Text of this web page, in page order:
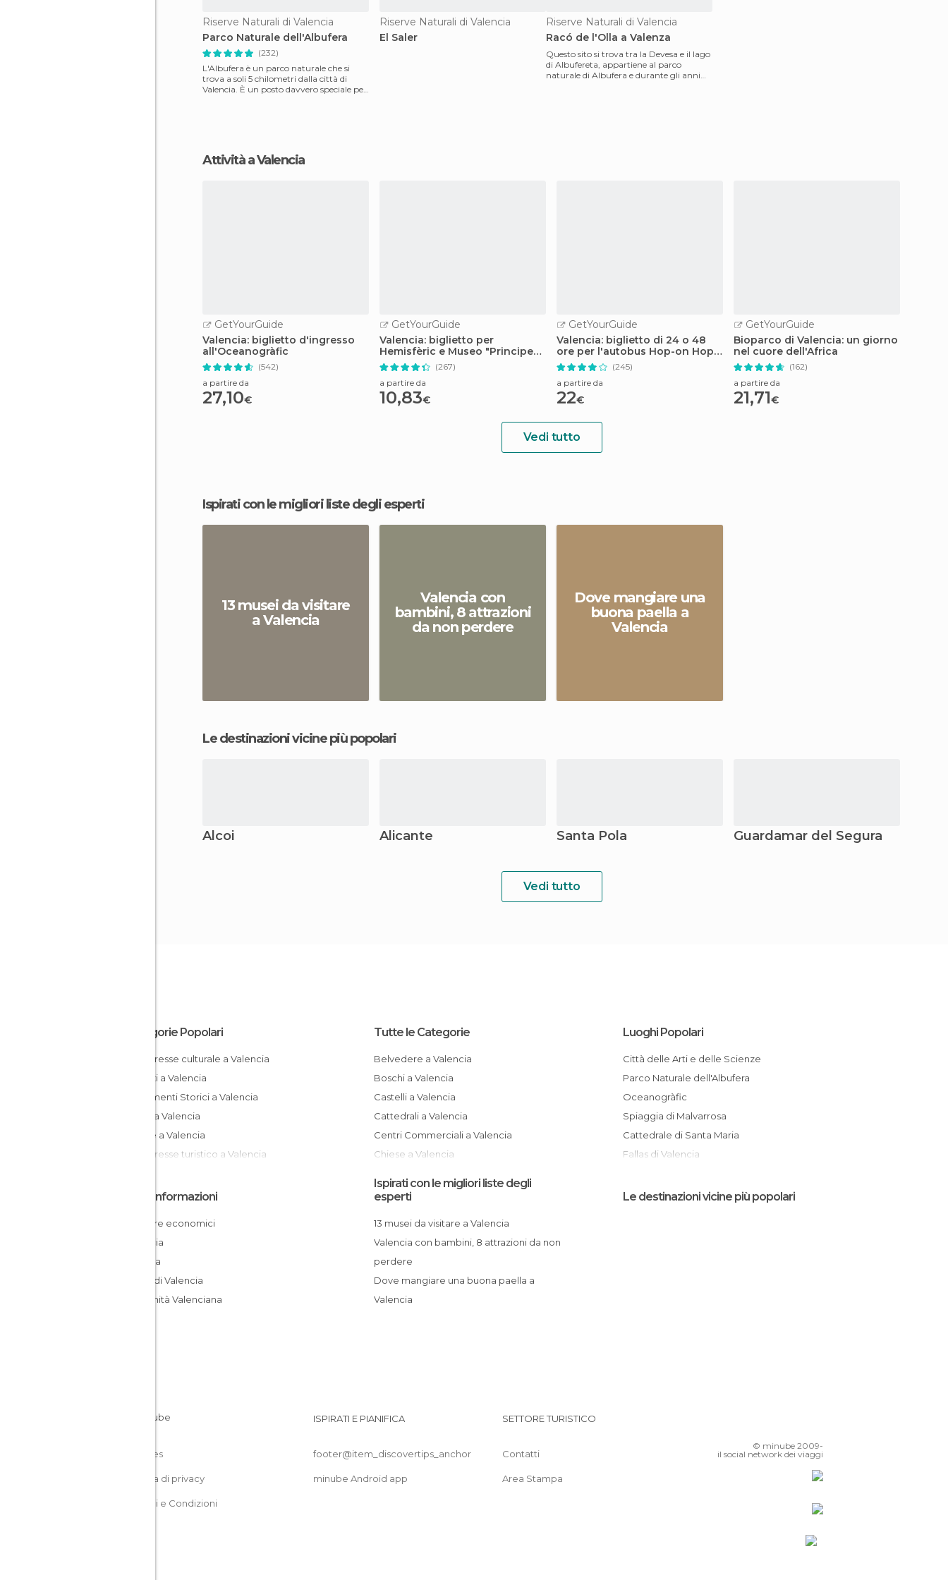
Riserve Naturali di Valencia
Parco Naturale dell'Albufera
(232)
L'Albufera è un parco naturale che si
trova a soli 5 chilometri dalla città di
Valencia. È un posto davvero speciale per
Riserve Naturali di Valencia
El Saler
Riserve Naturali di Valencia
Racó de l'Olla a Valenza
Questo sito si trova tra la Devesa e il lago
di Albufereta, appartiene al parco
naturale di Albufera e durante gli anni
Attività a Valencia
GetYourGuide
Valencia: biglietto d'ingresso
all'Oceanogràfic
(542)
a partire da
27,10€
GetYourGuide
Valencia: biglietto per
Hemisfèric e Museo "Principe
Felipe"
(267)
a partire da
10,83€
GetYourGuide
Valencia: biglietto di 24 o 48
ore per l'autobus Hop-on Hop-
off
(245)
a partire da
22€
GetYourGuide
Bioparco di Valencia: un giorno
nel cuore dell'Africa
(162)
a partire da
21,71€
Vedi tutto
Ispirati con le migliori liste degli esperti
13 musei da visitare
a Valencia
Valencia con
bambini, 8 attrazioni
da non perdere
Dove mangiare una
buona paella a
Valencia
Le destinazioni vicine più popolari
Alcoi Alicante Santa Pola Guardamar del Segura
Vedi tutto
Categorie Popolari
Di interesse culturale a Valencia
Negozi a Valencia
Monumenti Storici a Valencia
Musei a Valencia
Chiese a Valencia
Di interesse turistico a Valencia
Tutte le Categorie
Belvedere a Valencia
Boschi a Valencia
Castelli a Valencia
Cattedrali a Valencia
Centri Commerciali a Valencia
Chiese a Valencia
Cinema a Valencia
Competizioni Sportive a Valencia
Comuni a Valencia
Cortili a Valencia
Di interesse culturale a Valencia
Di interesse sportivo a Valencia
Informazione Turistica a Valencia
Mercatini a Valencia
Monumenti Storici a Valencia
Luoghi Popolari
Città delle Arti e delle Scienze
Parco Naturale dell'Albufera
Oceanogràfic
Spiaggia di Malvarrosa
Cattedrale di Santa Maria
Fallas di Valencia
Mercato Centrale
Altre Informazioni
Dormire economici
Valencia
Spagna
Costa di Valencia
Comunità Valenciana
Ispirati con le migliori liste degli
esperti
13 musei da visitare a Valencia
Valencia con bambini, 8 attrazioni da non
perdere
Dove mangiare una buona paella a
Valencia
Le destinazioni vicine più popolari
Cookies
Politica di privacy
Termini e Condizioni
ISPIRATI E PIANIFICA
footer@item_discovertips_anchor
minube Android app
SETTORE TURISTICO
Contatti
Area Stampa
© minube 2009-
il social network dei viaggi